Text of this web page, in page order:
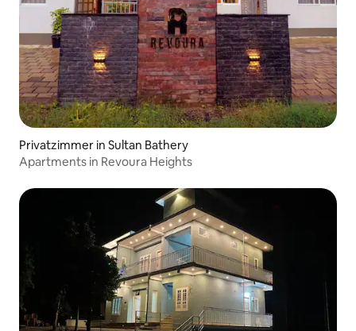
Privatzimmer in Sultan Bathery
Apartments in Revoura Heights